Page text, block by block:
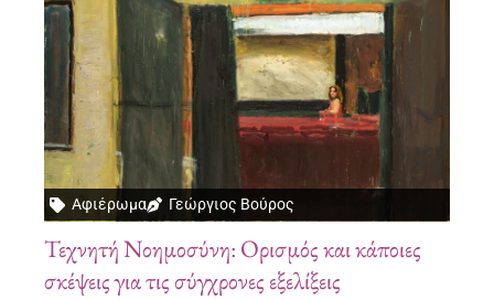
Αφιέρωμα Γεώργιος Βούρος
Τεχνητή Νοημοσύνη: Ορισμός και κάποιες
σκέψεις για τις σύγχρονες εξελίξεις